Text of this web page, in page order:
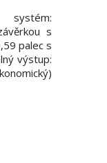
systém:
s
palec s
výstup: